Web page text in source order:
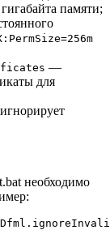
памяти;
—
для
необходимо